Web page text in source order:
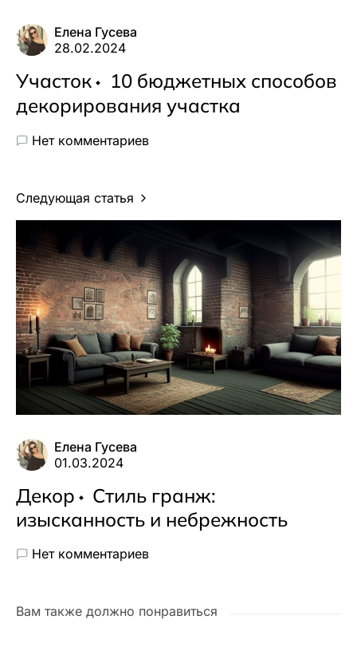
Елена Гусева
28.02.2024
Участок
10 бюджетных способов
декорирования участка
Нет комментариев
Следующая статья
Елена Гусева
01.03.2024
Декор
Стиль гранж:
изысканность и небрежность
Нет комментариев
Вам также должно понравиться